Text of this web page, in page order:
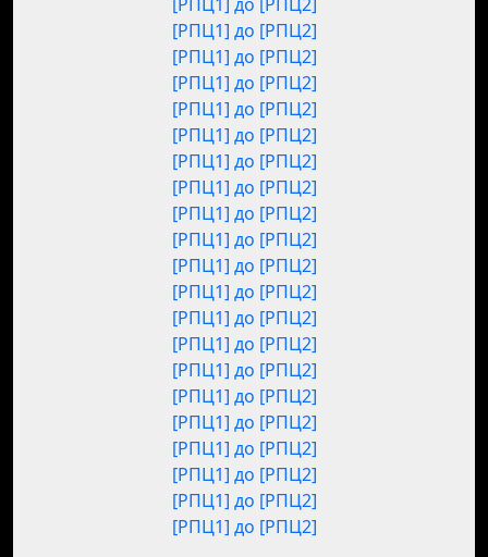
[РПЦ1] до [РПЦ2]
[РПЦ1] до [РПЦ2]
[РПЦ1] до [РПЦ2]
[РПЦ1] до [РПЦ2]
[РПЦ1] до [РПЦ2]
[РПЦ1] до [РПЦ2]
[РПЦ1] до [РПЦ2]
[РПЦ1] до [РПЦ2]
[РПЦ1] до [РПЦ2]
[РПЦ1] до [РПЦ2]
[РПЦ1] до [РПЦ2]
[РПЦ1] до [РПЦ2]
[РПЦ1] до [РПЦ2]
[РПЦ1] до [РПЦ2]
[РПЦ1] до [РПЦ2]
[РПЦ1] до [РПЦ2]
[РПЦ1] до [РПЦ2]
[РПЦ1] до [РПЦ2]
[РПЦ1] до [РПЦ2]
[РПЦ1] до [РПЦ2]